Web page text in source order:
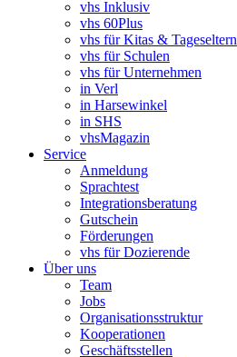
vhs Inklusiv
vhs 60Plus
vhs für Kitas & Tageseltern
vhs für Schulen
vhs für Unternehmen
in Verl
in Harsewinkel
in SHS
vhsMagazin
Service
Anmeldung
Sprachtest
Integrationsberatung
Gutschein
Förderungen
vhs für Dozierende
Über uns
Team
Jobs
Organisationsstruktur
Kooperationen
Geschäftsstellen